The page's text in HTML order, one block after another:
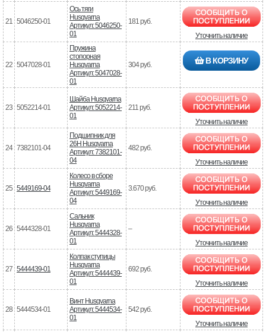
21 5046250-01
Ось тяги
Husqvarna
Артикул: 5046250-
01
181 руб.
Уточнить наличие
22 5047028-01
Пружина
стопорная
Husqvarna
Артикул: 5047028-
01
304 руб. В КОРЗИНУ
23 5052214-01
Шайба Husqvarna
Артикул: 5052214-
01
211 руб.
Уточнить наличие
24 7382101-04
Подшипник для
26Н Husqvarna
Артикул: 7382101-
04
482 руб.
Уточнить наличие
25 5449169-04
Колесо в сборе
Husqvarna
Артикул: 5449169-
04
3.670 руб.
Уточнить наличие
26 5444328-01
Сальник
Husqvarna
Артикул: 5444328-
01
–
Уточнить наличие
27 5444439-01
Колпак ступицы
Husqvarna
Артикул: 5444439-
01
692 руб.
Уточнить наличие
28 5444534-01
Винт Husqvarna
Артикул: 5444534-
01
542 руб.
Уточнить наличие